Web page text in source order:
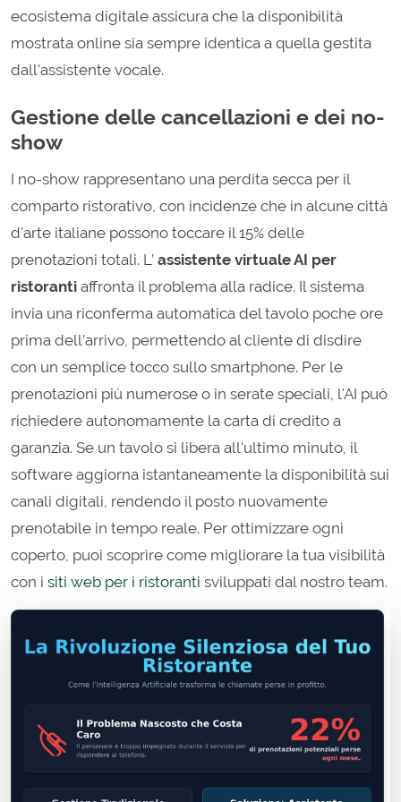
ecosistema digitale assicura che la disponibilità
mostrata online sia sempre identica a quella gestita
dall'assistente vocale.
Gestione delle cancellazioni e dei no-
show
I no-show rappresentano una perdita secca per il
comparto ristorativo, con incidenze che in alcune città
d'arte italiane possono toccare il 15% delle
prenotazioni totali. L’ assistente virtuale AI per
ristoranti affronta il problema alla radice. Il sistema
invia una riconferma automatica del tavolo poche ore
prima dell’arrivo, permettendo al cliente di disdire
con un semplice tocco sullo smartphone. Per le
prenotazioni più numerose o in serate speciali, l'AI può
richiedere autonomamente la carta di credito a
garanzia. Se un tavolo si libera all'ultimo minuto, il
software aggiorna istantaneamente la disponibilità sui
canali digitali, rendendo il posto nuovamente
prenotabile in tempo reale. Per ottimizzare ogni
coperto, puoi scoprire come migliorare la tua visibilità
con i siti web per i ristoranti sviluppati dal nostro team.